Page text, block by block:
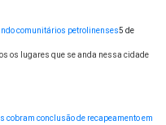
comunitários petrolinenses5 de
os lugares que se anda nessa cidade
cobram conclusão de recapeamento em